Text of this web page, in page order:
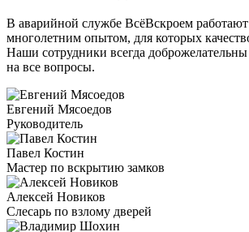
В аварийной службе ВсёВскроем
многолетним опытом, для которых
Наши сотрудники всегда
на все вопросы.
Евгений Мясоедов
Руководитель
Павел Костин
Мастер по вскрытию замков
Алексей Новиков
Слесарь по взлому дверей